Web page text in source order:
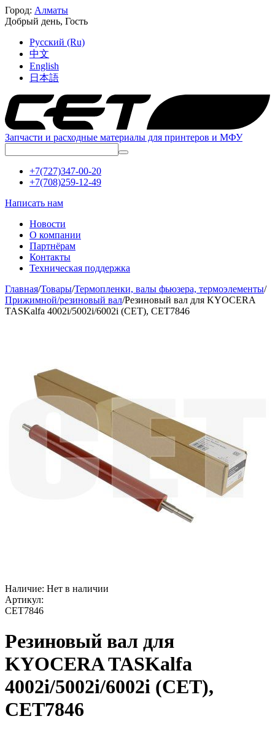
Город: Алматы
Добрый день, Гость
Русский (Ru)
中文
English
日本語
Запчасти и расходные материалы для принтеров и МФУ
+7(727)347-00-20
+7(708)259-12-49
Написать нам
Новости
О компании
Партнёрам
Контакты
Техническая поддержка
Главная/Товары/Термопленки, валы фьюзера, термоэлементы/
Прижимной/резиновый вал/Резиновый вал для KYOCERA
TASKalfa 4002i/5002i/6002i (CET), CET7846
Наличие: Нет в наличии
Артикул:
CET7846
Резиновый вал для
KYOCERA TASKalfa
4002i/5002i/6002i (CET),
CET7846